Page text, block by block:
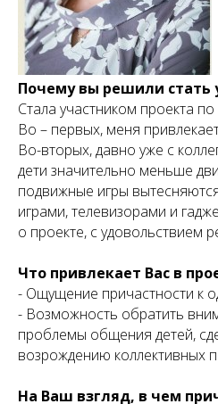
Почему вы решили стать
Стала участником проекта
Во – первых, меня
Во-вторых, давно уже с
дети значительно меньше
подвижные игры
играми, телевизорами и
о проекте, с удовольствием
Что привлекает Вас в
- Ощущение причастности к
- Возможность обратить
проблемы общения детей,
возрождению коллективных
На Ваш взгляд, в чем